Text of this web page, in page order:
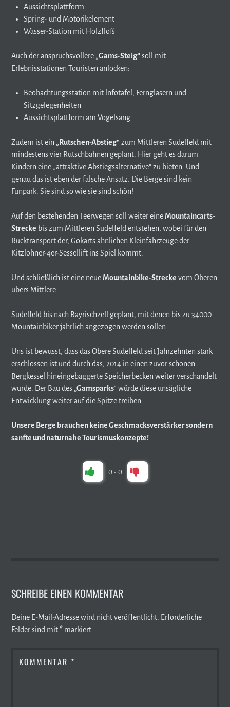
Aussichtsplattform
Spring- und Motorikelement
Wasser-Station mit Holzfloß
Auch der anspruchsvollere „Gams-Steig“soll mit
Erlebnisstationen Touristen anlocken:
Beobachtungsstation mit lnfotafel, Ferngläsern und
Sitzgelegenheiten
Aussichtsplattform am Vogelsang
Zudem ist ein „Rutschen-Abstieg“zum Mittleren Sudelfeld mit
mindestens vier Rutschbahnen geplant. Hier geht es darum
Kindern eine „attraktive Abstiegsalternative“ zu bieten. Und
genau das ist eben der falsche Ansatz. Die Berge sind kein
Funpark. Sie sind so wie sie sind schön!
Auf den bestehenden Teerwegen soll weiter eineMountaincarts-
Strecke bis zum Mittleren Sudelfeld entstehen, wobei für den
Rücktransport der, Gokarts ähnlichen Kleinfahrzeuge der
Kitzlohner-4er-Sessellift ins Spiel kommt.
Und schließlich ist eine neueMountainbike-Strecke vom Oberen
übers Mittlere
Sudelfeld bis nach Bayrischzell geplant, mit denen bis zu 34000
Mountainbiker jährlich angezogen werden sollen.
Uns ist bewusst, dass das Obere Sudelfeld seit Jahrzehnten stark
erschlossen ist und durch das, 2014 in einen zuvor schönen
Bergkessel hineingebaggerte Speicherbecken weiter verschandelt
wurde. Der Bau des „Gamsparks“ würde diese unsägliche
Entwicklung weiter auf die Spitze treiben.
Unsere Berge brauchen keine Geschmacksverstärker sondern
sanfte und naturnahe Tourismuskonzepte!
0 - 0
SCHREIBE EINEN KOMMENTAR
Deine E-Mail-Adresse wird nicht veröffentlicht. Erforderliche
Felder sind mit* markiert
KOMMENTAR *